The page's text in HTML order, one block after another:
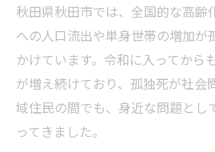
孤独死防止のため日常
切さ
孤独死予防には地域交
夫を
孤独死リスクを減らす
実践例
秋田県秋田市では、全国的な高齢
への人口流出や単身世帯の増加が
かけています。令和に入ってから
が増え続けており、孤独死が社会
域住民の間でも、身近な問題とし
ってきました。